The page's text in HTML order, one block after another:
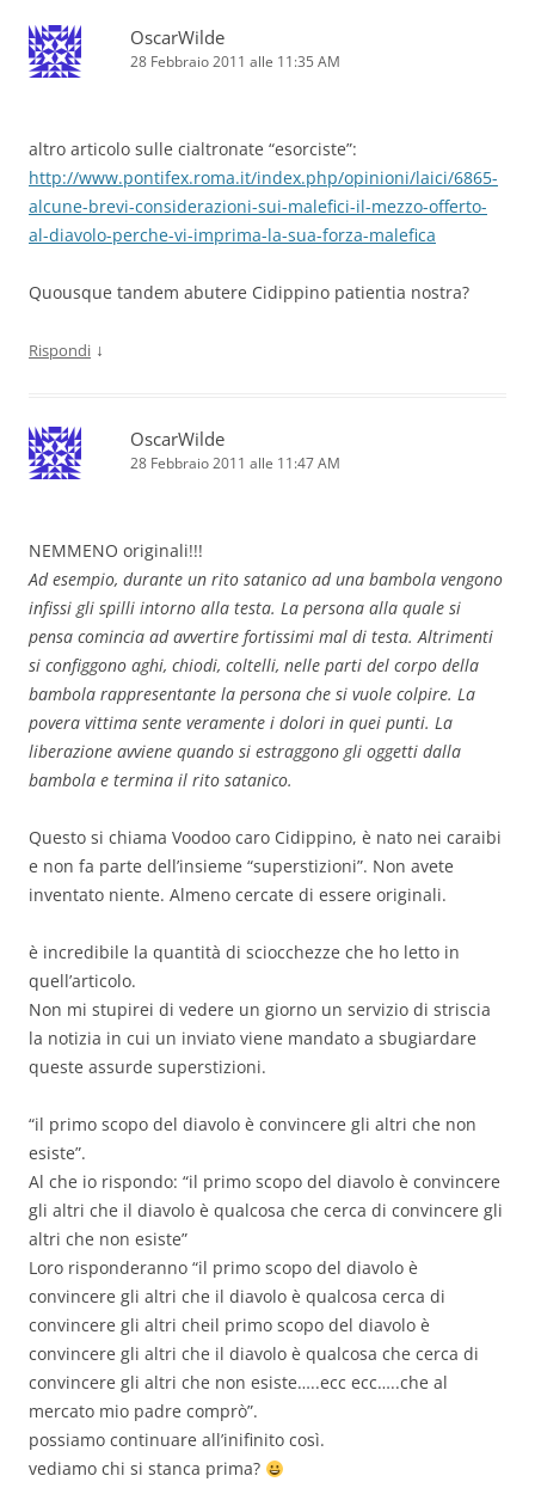
OscarWilde
28 Febbraio 2011 alle 11:35 AM
altro articolo sulle cialtronate “esorciste”:
http://www.pontifex.roma.it/index.php/opinioni/laici/6865-
alcune-brevi-considerazioni-sui-malefici-il-mezzo-offerto-
al-diavolo-perche-vi-imprima-la-sua-forza-malefica
Quousque tandem abutere Cidippino patientia nostra?
Rispondi ↓
OscarWilde
28 Febbraio 2011 alle 11:47 AM
NEMMENO originali!!!
Ad esempio, durante un rito satanico ad una bambola vengono
infissi gli spilli intorno alla testa. La persona alla quale si
pensa comincia ad avvertire fortissimi mal di testa. Altrimenti
si configgono aghi, chiodi, coltelli, nelle parti del corpo della
bambola rappresentante la persona che si vuole colpire. La
povera vittima sente veramente i dolori in quei punti. La
liberazione avviene quando si estraggono gli oggetti dalla
bambola e termina il rito satanico.
Questo si chiama Voodoo caro Cidippino, è nato nei caraibi
e non fa parte dell’insieme “superstizioni”. Non avete
inventato niente. Almeno cercate di essere originali.
è incredibile la quantità di sciocchezze che ho letto in
quell’articolo.
Non mi stupirei di vedere un giorno un servizio di striscia
la notizia in cui un inviato viene mandato a sbugiardare
queste assurde superstizioni.
“il primo scopo del diavolo è convincere gli altri che non
esiste”.
Al che io rispondo: “il primo scopo del diavolo è convincere
gli altri che il diavolo è qualcosa che cerca di convincere gli
altri che non esiste”
Loro risponderanno “il primo scopo del diavolo è
convincere gli altri che il diavolo è qualcosa cerca di
convincere gli altri cheil primo scopo del diavolo è
convincere gli altri che il diavolo è qualcosa che cerca di
convincere gli altri che non esiste…..ecc ecc…..che al
mercato mio padre comprò”.
possiamo continuare all’inifinito così.
vediamo chi si stanca prima?